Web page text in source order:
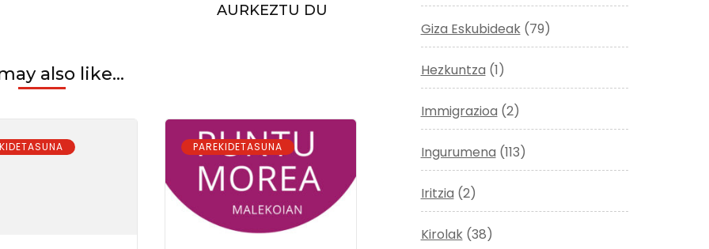
AURKEZTU DU
also like...
PAREKIDETASUNA
Giza Eskubideak(79)
Hezkuntza (1)
Immigrazioa (2)
Ingurumena (113)
Iritzia (2)
Kirolak(38)